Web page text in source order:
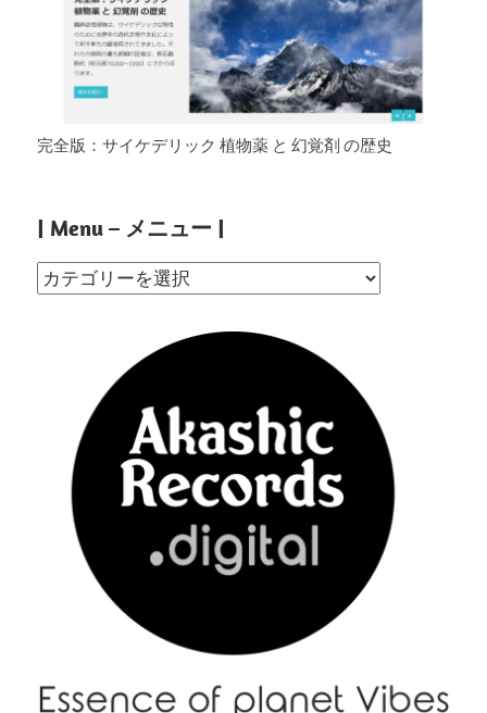
完全版：サイケデリック 植物薬 と 幻覚剤 の歴史
| Menu – メニュー |